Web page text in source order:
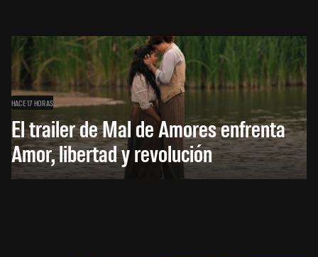
HACE 17 HORAS
El trailer de Mal de Amores enfrenta
Amor, libertad y revolución